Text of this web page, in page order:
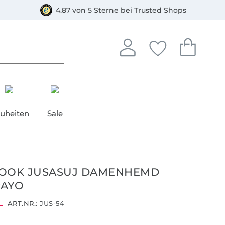
4.87 von 5 Sterne bei Trusted Shops
Anmelden
In deinem Konto
Deine
Du hast keine
Dein
Du hast
Sale
JUSASUJ DAMENHEMD
ART.NR.: JUS-54